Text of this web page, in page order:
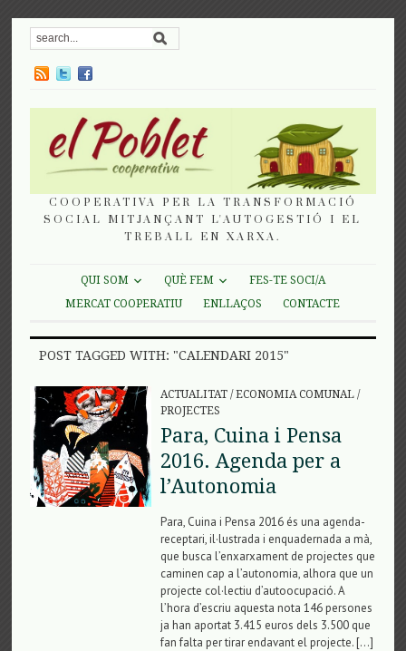
COOPERATIVA PER LA TRANSFORMACIÓ
SOCIAL MITJANÇANT L'AUTOGESTIÓ I EL
TREBALL EN XARXA.
QUI SOM QUÈ FEM
FES-TE SOCI/A
MERCAT COOPERATIU
ENLLAÇOS CONTACTE
POST TAGGED WITH: "CALENDARI 2015"
ACTUALITAT/ECONOMIA COMUNAL/
PROJECTES
Para, Cuina i Pensa
2016. Agenda per a
l’Autonomia
Para, Cuina i Pensa 2016 és una agenda-
receptari, il·lustrada i enquadernada a mà,
que busca l’enxarxament de projectes que
caminen cap a l’autonomia, alhora que un
projecte col·lectiu d’autoocupació. A
l’hora d’escriu aquesta nota 146 persones
ja han aportat 3.415 euros dels 3.500 que
fan falta per tirar endavant el projecte. […]